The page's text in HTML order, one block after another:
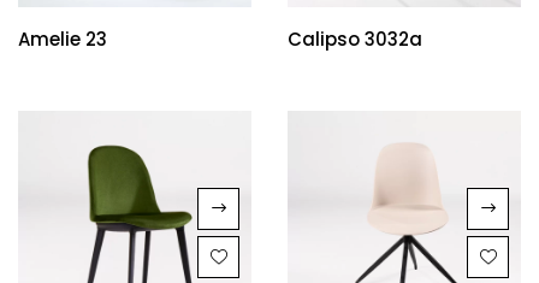
Amelie 23 Calipso 3032a